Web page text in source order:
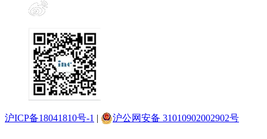
沪ICP备18041810号-1 | 沪公网安备 31010902002902号